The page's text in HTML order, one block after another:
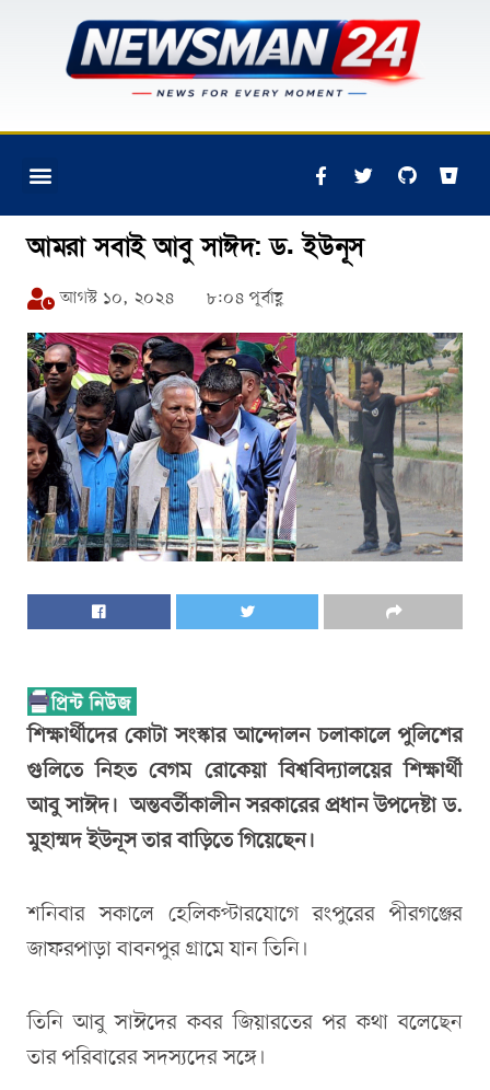
আমরা সবাই আবু সাঈদ: ড. ইউনূস
আগস্ট ১০, ২০২৪ ৮:০৪ পূর্বাহ্ণ
শিক্ষার্থীদের কোটা সংস্কার আন্দোলন চলাকালে পুলিশের
গুলিতে নিহত বেগম রোকেয়া বিশ্ববিদ্যালয়ের শিক্ষার্থী
আবু সাঈদ। অন্তবর্তীকালীন সরকারের প্রধান উপদেষ্টা ড.
মুহাম্মদ ইউনূস তার বাড়িতে গিয়েছেন।
শনিবার সকালে হেলিকপ্টারযোগে রংপুরের পীরগঞ্জের
জাফরপাড়া বাবনপুর গ্রামে যান তিনি।
তিনি আবু সাঈদের কবর জিয়ারতের পর কথা বলেছেন
তার পরিবারের সদস্যদের সঙ্গে।